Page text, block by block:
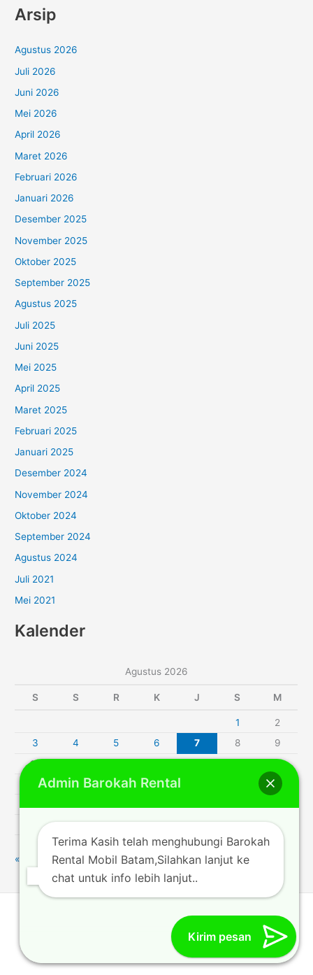
Arsip
Agustus 2026
Juli 2026
Juni 2026
Mei 2026
April 2026
Maret 2026
Februari 2026
Januari 2026
Desember 2025
November 2025
Oktober 2025
September 2025
Agustus 2025
Juli 2025
Juni 2025
Mei 2025
April 2025
Maret 2025
Februari 2025
Januari 2025
Desember 2024
November 2024
Oktober 2024
September 2024
Agustus 2024
Juli 2021
Mei 2021
Kalender
Agustus 2026
S S R K J S M
1
2
3
4 5 6 7 8
9
10
16
17
18 19 20
23
« Jul
Rentalmobilbatam212.com © 2014 | Powered by [Barokah
Trans_author]
Admin Barokah Rental
Terima Kasih telah menghubungi Barokah
Rental Mobil Batam,Silahkan lanjut ke
chat untuk info lebih lanjut..
Kirim pesan